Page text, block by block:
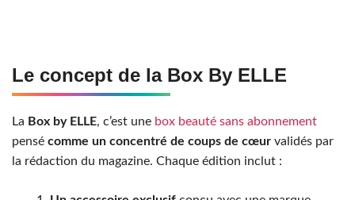
Le concept de la Box By ELLE
La Box by ELLE, c’est une box beauté sans abonnement
pensé comme un concentré de coups de cœur validés par
la rédaction du magazine. Chaque édition inclut :